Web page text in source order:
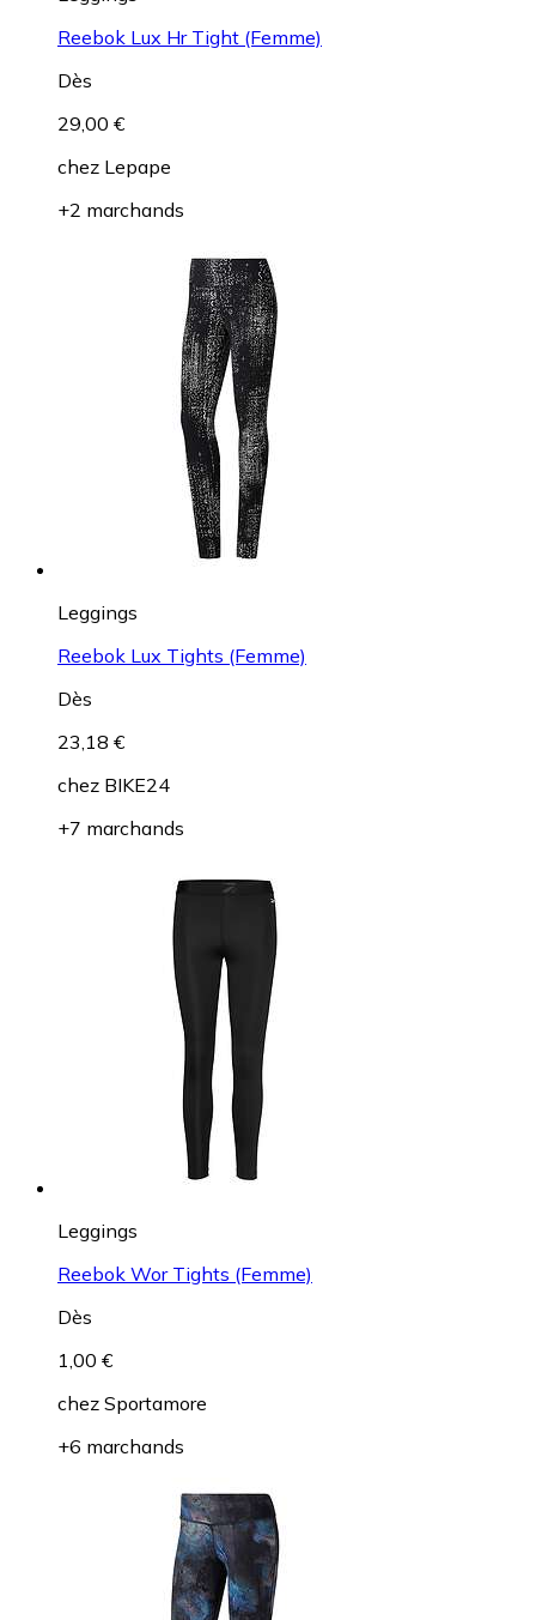
Reebok Lux Hr Tight (Femme)
Dès
29,00 €
chez Lepape
+2 marchands
Leggings
Reebok Lux Tights (Femme)
Dès
23,18 €
chez BIKE24
+7 marchands
Leggings
Reebok Wor Tights (Femme)
Dès
1,00 €
chez Sportamore
+6 marchands